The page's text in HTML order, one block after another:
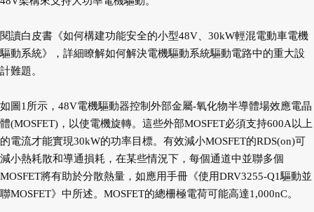
閱讀白皮書《如何構建功能安全的小型48V、30kW輕混電動車電機
驅動系統》，詳細瞭解如何解決電機驅動系統驅動電路中的重大設
計難題。
如圖1所示，48V電機驅動器控制外部金屬-氧化物半導體場效應電晶
體(MOSFET)，以使電機旋轉。這些外部MOSFET必須支持600A以上
的電流才能實現30kW的功率目標。有效減小MOSFET的RDS(on)可
減小熱耗散和導通損耗，在某些情況下，每個通道中並聯多個
MOSFET將有助於分散熱量，如應用手冊《使用DRV3255-Q1驅動並
聯MOSFET》中所述。MOSFET的總柵極電荷可能高達1,000nC。